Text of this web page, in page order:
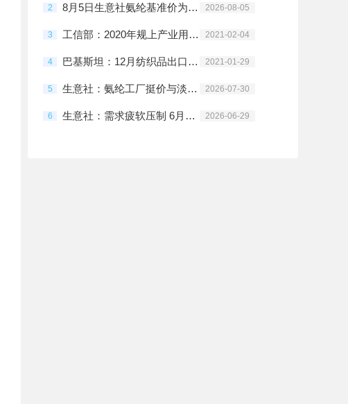
2 8月5日生意社氨纶基准价为29666.67元/吨 2026-08-05
3 工信部：2020年规上产业用纺织品企业利润同比增203.2% 2021-02-04
4 巴基斯坦：12月纺织品出口劲增 棉花需求旺盛 2021-01-29
5 生意社：氨纶工厂挺价与淡季博弈 7月市场陷入僵持 2026-07-30
6 生意社：需求疲软压制 6月氨纶价格高位调整 2026-06-29